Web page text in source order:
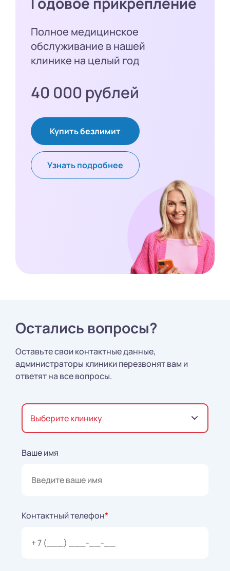
Полное медицинское
обслуживание в нашей
клинике на целый год
40 000 рублей
Купить безлимит
Узнать подробнее
Остались вопросы?
Оставьте свои контактные данные,
администраторы клиники перезвонят вам и
ответят на все вопросы.
Выберите клинику
Ваше имя
Контактный телефон*